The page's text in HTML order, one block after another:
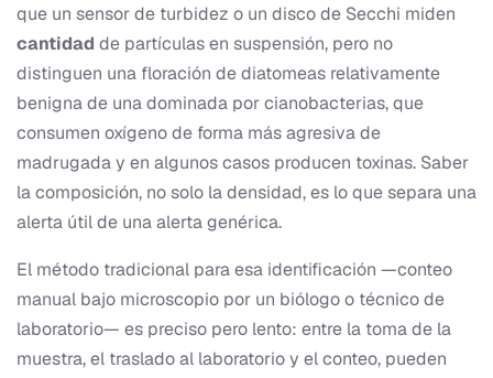
que un sensor de turbidez o un disco de Secchi miden
cantidad de partículas en suspensión, pero no
distinguen una floración de diatomeas relativamente
benigna de una dominada por cianobacterias, que
consumen oxígeno de forma más agresiva de
madrugada y en algunos casos producen toxinas. Saber
la composición, no solo la densidad, es lo que separa una
alerta útil de una alerta genérica.
El método tradicional para esa identificación —conteo
manual bajo microscopio por un biólogo o técnico de
laboratorio— es preciso pero lento: entre la toma de la
muestra, el traslado al laboratorio y el conteo, pueden